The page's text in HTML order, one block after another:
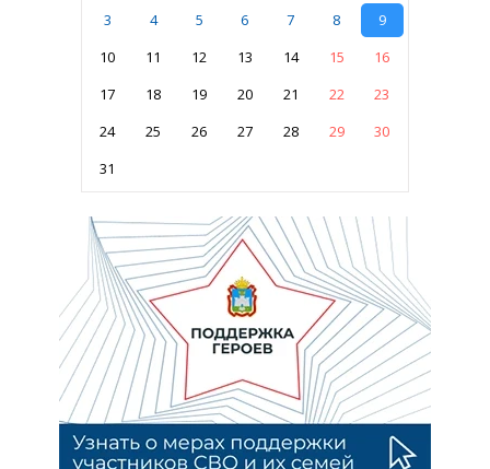
3
4 5 6 7 8
9
10
11 12 13 14 15
16
17
18 19 20 21 22
23
24
25 26 27 28 29
30
31